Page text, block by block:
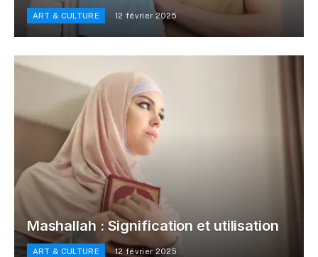
ART & CULTURE 12 février 2025
Mashallah : Signification et utilisation
ART & CULTURE 12 février 2025